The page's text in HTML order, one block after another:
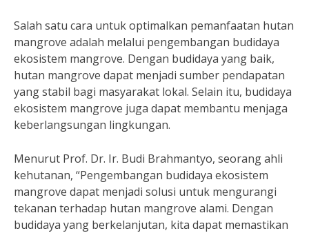
Salah satu cara untuk optimalkan pemanfaatan hutan
mangrove adalah melalui pengembangan budidaya
ekosistem mangrove. Dengan budidaya yang baik,
hutan mangrove dapat menjadi sumber pendapatan
yang stabil bagi masyarakat lokal. Selain itu, budidaya
ekosistem mangrove juga dapat membantu menjaga
keberlangsungan lingkungan.
Menurut Prof. Dr. Ir. Budi Brahmantyo, seorang ahli
kehutanan, “Pengembangan budidaya ekosistem
mangrove dapat menjadi solusi untuk mengurangi
tekanan terhadap hutan mangrove alami. Dengan
budidaya yang berkelanjutan, kita dapat memastikan